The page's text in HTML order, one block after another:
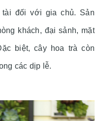
tài đối với gia chủ. Sản
khách, đại sảnh, mặt
biệt, cây hoa trà còn
các dịp lễ.